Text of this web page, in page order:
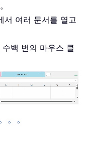
서 여러 문서를 열고
백 번의 마우스 클
。。